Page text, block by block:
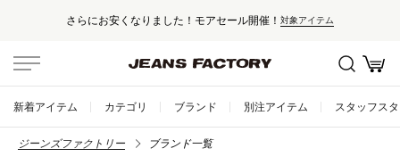
さらにお安くなりました！モアセール開催！ 対象アイテム
新着アイテム カテゴリ ブランド 別注アイテム スタッフス
ジーンズファクトリー ブランド一覧